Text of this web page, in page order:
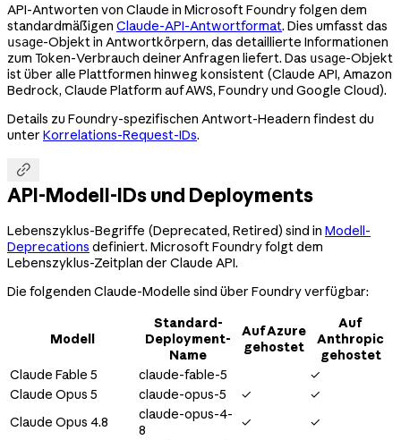
API-Antworten von Claude in Microsoft Foundry folgen dem
standardmäßigen Claude-API-Antwortformat. Dies umfasst das
usage-Objekt in Antwortkörpern, das detaillierte Informationen
zum Token-Verbrauch deiner Anfragen liefert. Das usage-Objekt
ist über alle Plattformen hinweg konsistent (Claude API, Amazon
Bedrock, Claude Platform auf AWS, Foundry und Google Cloud).
Details zu Foundry-spezifischen Antwort-Headern findest du
unter Korrelations-Request-IDs.

API-Modell-IDs und Deployments
Lebenszyklus-Begriffe (Deprecated, Retired) sind in Modell-
Deprecations definiert. Microsoft Foundry folgt dem
Lebenszyklus-Zeitplan der Claude API.
Die folgenden Claude-Modelle sind über Foundry verfügbar:
Modell
Standard-
Deployment-
Name
Auf Azure
gehostet
Auf
Anthropic
gehostet
Claude Fable 5
claude-fable-5
✓
Claude Opus 5
claude-opus-5 ✓
✓
Claude Opus 4.8
claude-opus-4-
8
✓ ✓